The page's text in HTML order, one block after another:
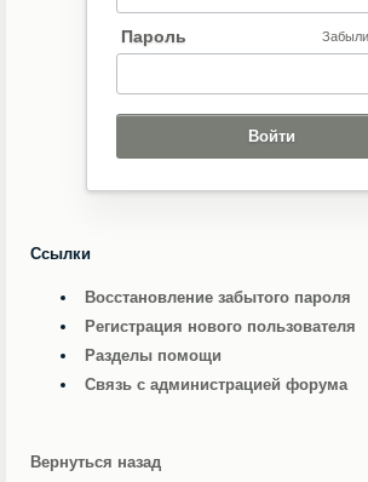
Пароль
Ссылки
Восстановление забытого пароля
Регистрация нового пользователя
Разделы помощи
Связь с администрацией форума
Вернуться назад